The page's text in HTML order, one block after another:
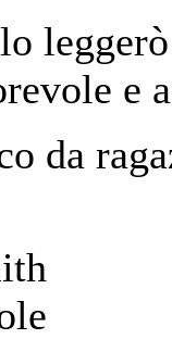
da